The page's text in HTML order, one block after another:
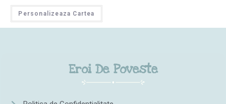
Personalizeaza Cartea
Eroi De Poveste